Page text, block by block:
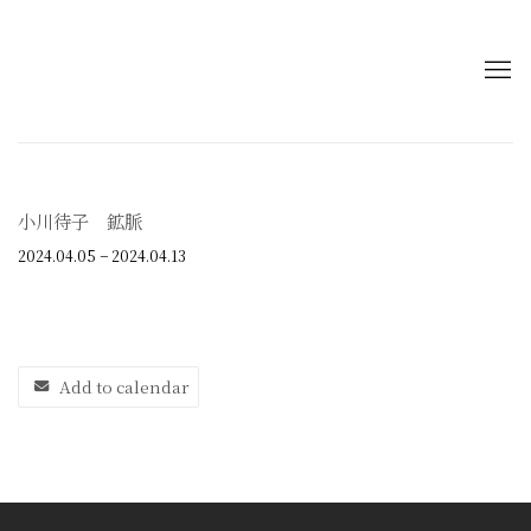
小川待子 鉱脈
2024.04.05 − 2024.04.13
Add to calendar